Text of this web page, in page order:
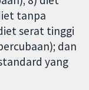
tanpa
serat tinggi
dan
yang